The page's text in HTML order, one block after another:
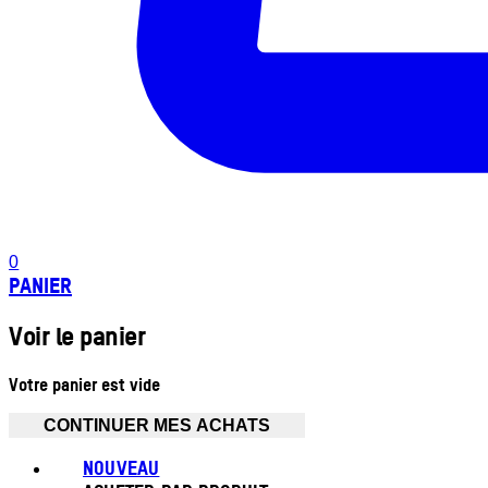
0
PANIER
Voir le panier
Votre panier est vide
CONTINUER MES ACHATS
NOUVEAU